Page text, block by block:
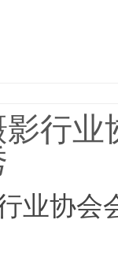
影行
业协